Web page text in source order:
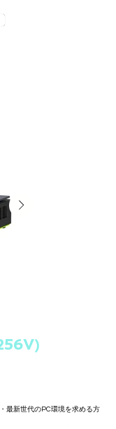
最新世代のPC環境を求める方